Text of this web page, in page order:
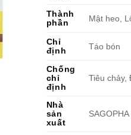
Thành
phần
Mật heo,
Chỉ
định
Táo bón
Chống
chỉ
định
Tiêu chảy,
Nhà
sản
xuất
SAGOPHA